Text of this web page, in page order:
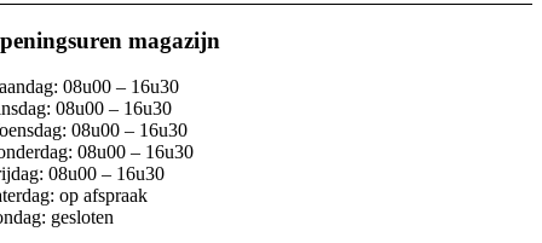
magazijn
08u00 – 16u30
08u00 – 16u30
08u00 – 16u30
08u00 – 16u30
08u00 – 16u30
op afspraak
gesloten